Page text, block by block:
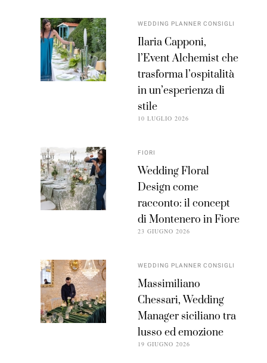
WEDDING PLANNER CONSIGLI
Ilaria Capponi,
l’Event Alchemist che
trasforma l’ospitalità
in un’esperienza di
stile
10 LUGLIO 2026
FIORI
Wedding Floral
Design come
racconto: il concept
di Montenero in Fiore
23 GIUGNO 2026
WEDDING PLANNER CONSIGLI
Massimiliano
Chessari, Wedding
Manager siciliano tra
lusso ed emozione
19 GIUGNO 2026